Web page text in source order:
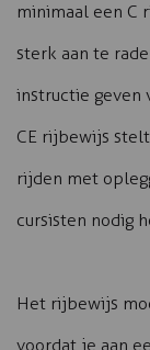
minimaal een C
sterk aan te
instructie geven
CE rijbewijs
rijden met
cursisten nodig
Het rijbewijs
voordat je aan